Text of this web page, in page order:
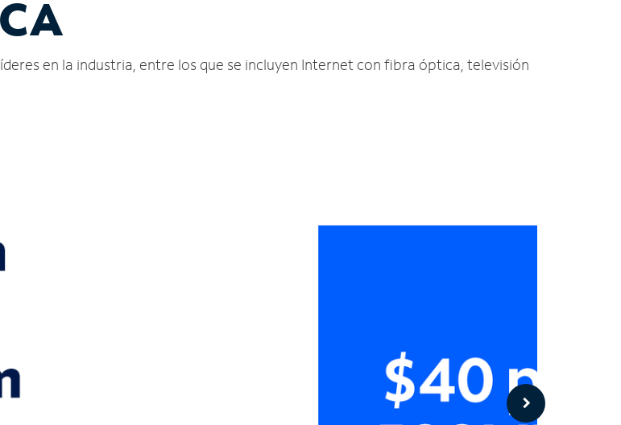
en la industria, entre los que se incluyen Internet con fibra óptica, televisión